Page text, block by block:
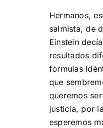
Hermanos,
salmista, de
Einstein
resultados
fórmulas
que
queremos
justicia, por
esperemos